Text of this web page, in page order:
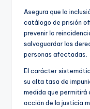
Asegura que la
catálogo de prisión
prevenir la
salvaguardar los
personas afectadas.
El carácter
su alta tasa de
medida que permitirá
acción de la justicia